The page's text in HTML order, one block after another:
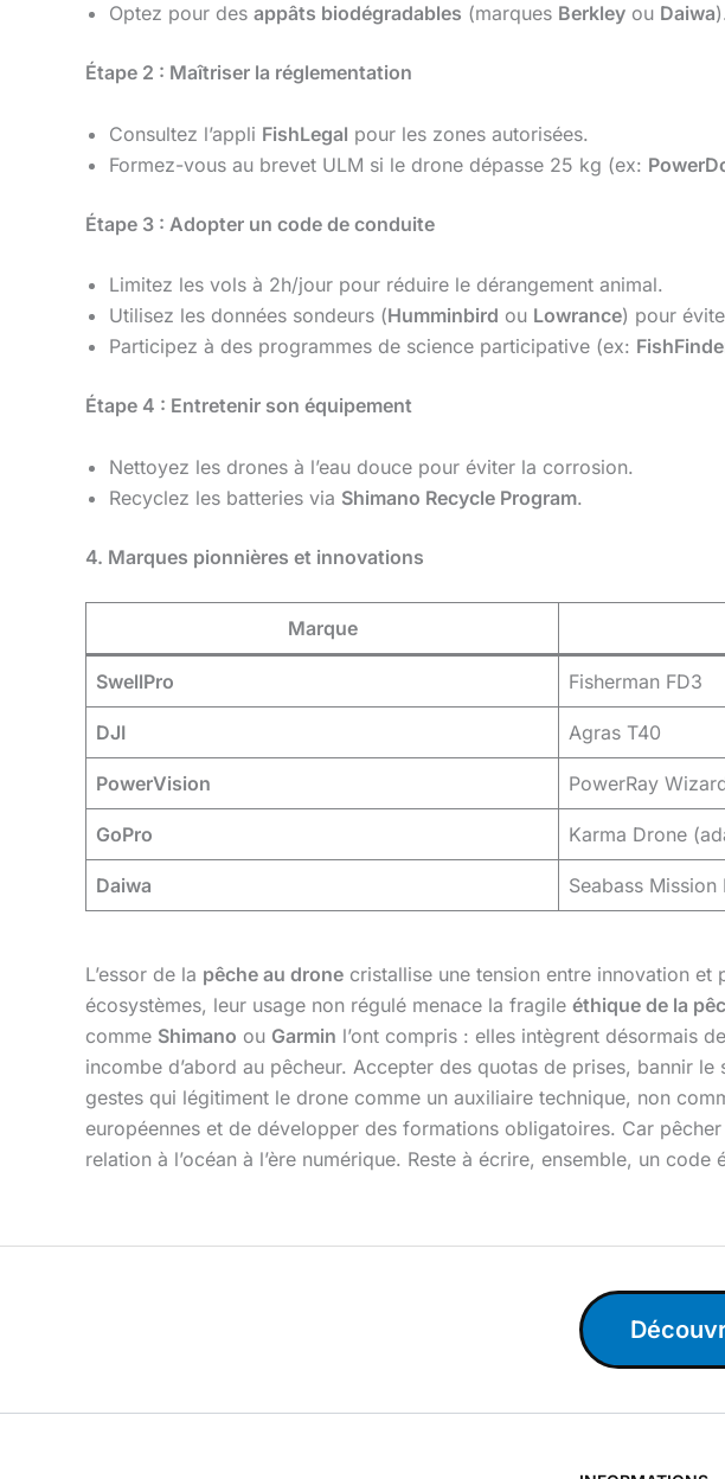
Optez pour des appâts biodégradables (marques Berkley ou Daiwa
Étape 2 : Maîtriser la réglementation
Consultez l’appli FishLegal pour les zones autorisées.
Formez-vous au brevet ULM si le drone dépasse 25 kg (ex:
Étape 3 : Adopter un code de conduite
Limitez les vols à 2h/jour pour réduire le dérangement animal.
Utilisez les données sondeurs (Humminbird ou Lowrance) pour
Participez à des programmes de science participative (ex:
Étape 4 : Entretenir son équipement
Nettoyez les drones à l’eau douce pour éviter la corrosion.
Recyclez les batteries via Shimano Recycle Program.
4. Marques pionnières et innovations
Marque
SwellPro Fisherman FD3
DJI Agras T40
PowerVision PowerRay
GoPro Karma Drone
Daiwa Seabass Mission
L’essor de la pêche au drone cristallise une tension entre innovation
écosystèmes, leur usage non régulé menace la fragile éthique de la
comme Shimano ou Garmin l’ont compris : elles intègrent désormais
incombe d’abord au pêcheur. Accepter des quotas de prises, bannir
gestes qui légitiment le drone comme un auxiliaire technique, non
européennes et de développer des formations obligatoires. Car
relation à l’océan à l’ère numérique. Reste à écrire, ensemble, un